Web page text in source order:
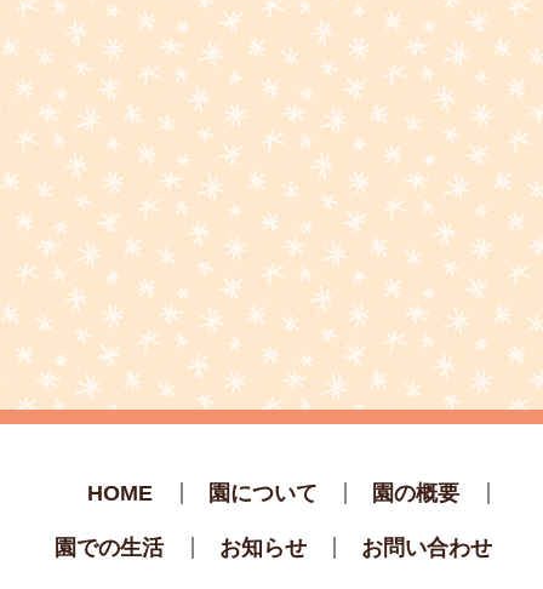
HOME 園について 園の概要
園での生活 お知らせ お問い合わせ